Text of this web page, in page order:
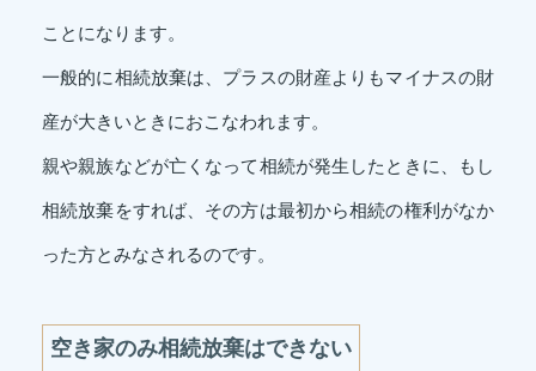
ことになります。
一般的に相続放棄は、プラスの財産よりもマイナスの財
産が大きいときにおこなわれます。
親や親族などが亡くなって相続が発生したときに、もし
相続放棄をすれば、その方は最初から相続の権利がなか
った方とみなされるのです。
空き家のみ相続放棄はできない